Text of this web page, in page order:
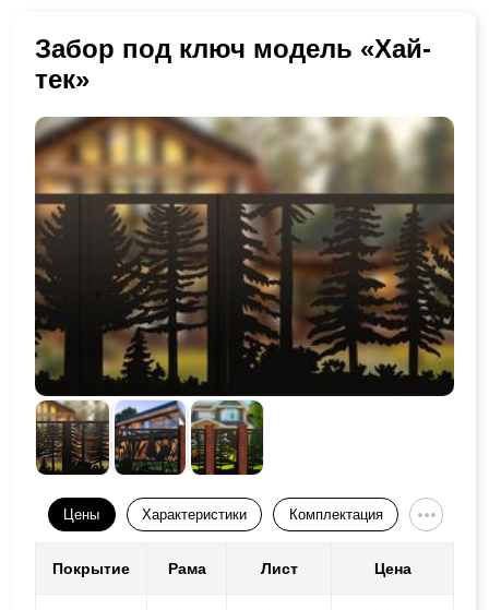
Забор под ключ модель «Хай-
тек»
Цены Характеристики Комплектация
Покрытие Рама Лист Цена